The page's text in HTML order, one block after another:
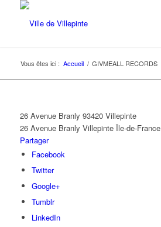
Vous êtes ici : Accueil / GIVMEALL RECORDS
26 Avenue Branly 93420 Villepinte
26 Avenue Branly Villepinte Île-de-France
Partager
Facebook
Twitter
Google+
Tumblr
LinkedIn